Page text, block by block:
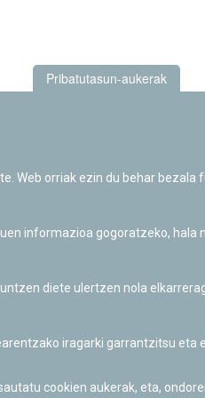
Pribatutasun-aukerak
Web orriak ezin du behar bezala
informazioa gogoratzeko, hala
diete ulertzen nola
iragarki garrantzitsu eta
cookien aukerak, eta,